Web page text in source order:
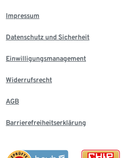
Impressum
Datenschutz und Sicherheit
Einwilligungsmanagement
Widerrufsrecht
AGB
Barrierefreiheitserklärung